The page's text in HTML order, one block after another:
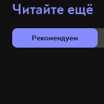
Читайте ещё
Рекомендуем